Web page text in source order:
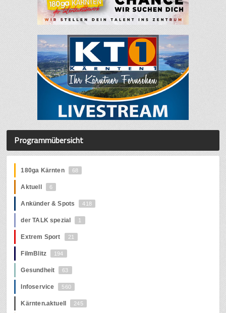
Programmübersicht
180ga Kärnten 68
Aktuell 6
Ankünder & Spots 418
der TALK spezial 1
Extrem Sport 21
FilmBlitz 194
Gesundheit 63
Infoservice 560
Kärnten.aktuell 245